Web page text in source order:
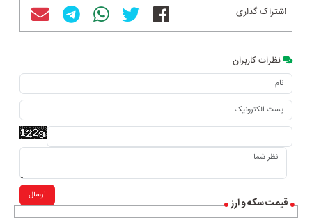
قیمت سکه و ارز
اشتراک گذاری
نظرات کاربران
ارسال